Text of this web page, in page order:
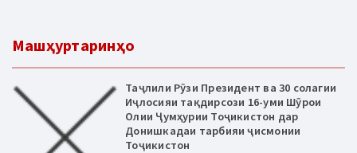
Машҳуртаринҳо
Таҷлили Рӯзи Президент ва 30 солагии
Иҷлосияи тақдирсози 16-уми Шӯрои
Олии Ҷумҳурии Тоҷикистон дар
Донишкадаи тарбияи ҷисмонии
Тоҷикистон